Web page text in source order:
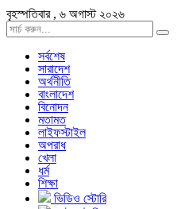
বৃহস্পতিবার , ৬ অগাস্ট ২০২৬
সর্বশেষ
সারাদেশ
অর্থনীতি
বাংলাদেশ
বিনোদন
মতামত
লাইফস্টাইল
অপরাধ
খেলা
ধর্ম
শিক্ষা
ভিডিও স্টোরি